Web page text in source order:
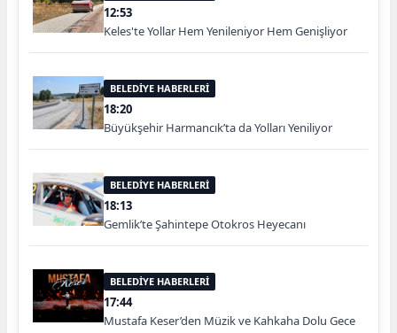
12:53
Keles'te Yollar Hem Yenileniyor Hem Genişliyor
BELEDİYE HABERLERİ
18:20
Büyükşehir Harmancık’ta da Yolları Yeniliyor
BELEDİYE HABERLERİ
18:13
Gemlik’te Şahintepe Otokros Heyecanı
BELEDİYE HABERLERİ
17:44
Mustafa Keser’den Müzik ve Kahkaha Dolu Gece